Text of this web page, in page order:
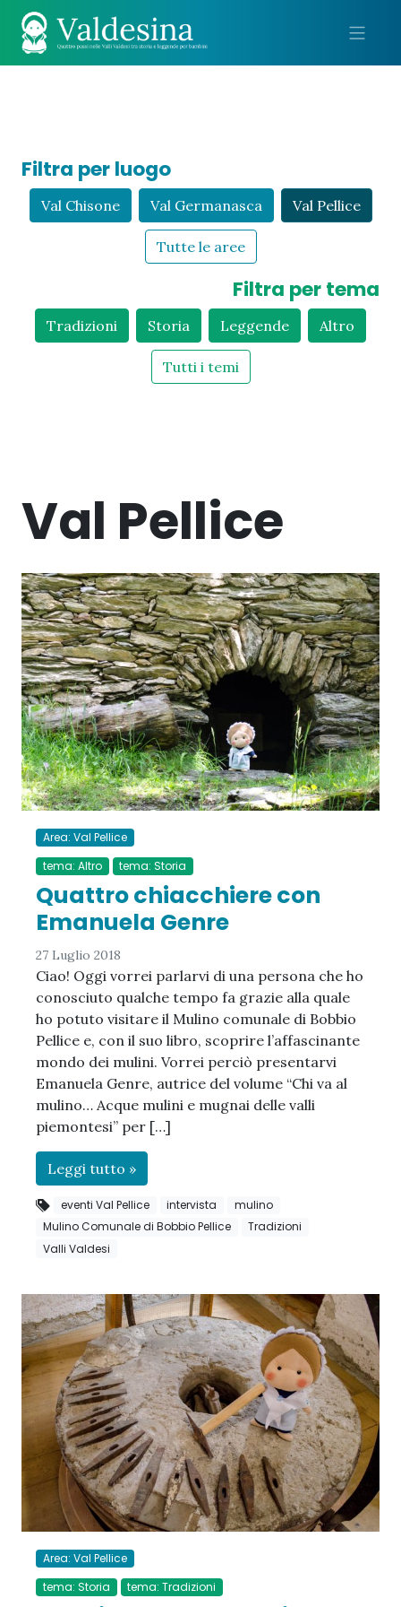
Filtra per luogo
Val Chisone Val Germanasca Val Pellice
Tutte le aree
Filtra per tema
Tradizioni Storia Leggende Altro
Tutti i temi
Val Pellice
Area: Val Pellice
tema: Altro
tema: Storia
Quattro chiacchiere con
Emanuela Genre
27 Luglio 2018
Ciao! Oggi vorrei parlarvi di una persona che ho
conosciuto qualche tempo fa grazie alla quale
ho potuto visitare il Mulino comunale di Bobbio
Pellice e, con il suo libro, scoprire l’affascinante
mondo dei mulini. Vorrei perciò presentarvi
Emanuela Genre, autrice del volume “Chi va al
mulino… Acque mulini e mugnai delle valli
piemontesi” per […]
Leggi tutto »
eventi Val Pellice intervista
mulino
Mulino Comunale di Bobbio Pellice
Tradizioni
Valli Valdesi
Area: Val Pellice
tema: Storia
tema: Tradizioni